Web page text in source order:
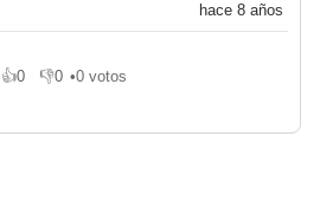
hace 8 años
👍0
Me gusta
👎0
No me gusta
•0 votos